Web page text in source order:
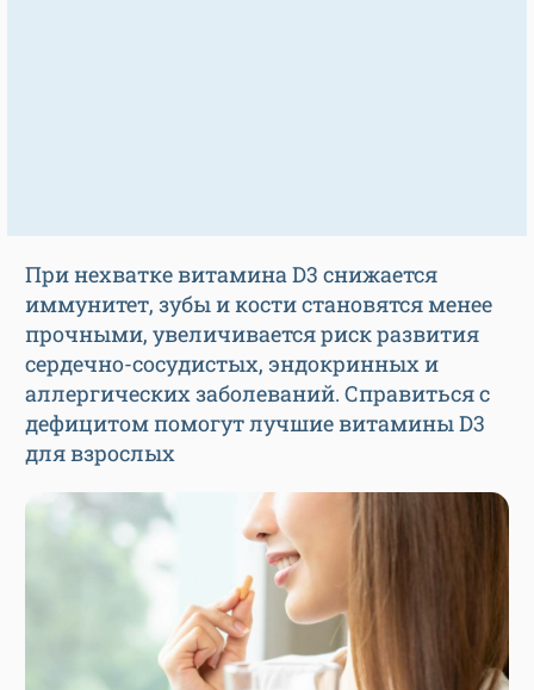
При нехватке витамина D3 снижается
иммунитет, зубы и кости становятся менее
прочными, увеличивается риск развития
сердечно-сосудистых, эндокринных и
аллергических заболеваний. Справиться с
дефицитом помогут лучшие витамины D3
для взрослых